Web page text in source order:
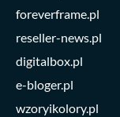
foreverframe.pl
reseller-news.pl
digitalbox.pl
e-bloger.pl
wzoryikolory.pl